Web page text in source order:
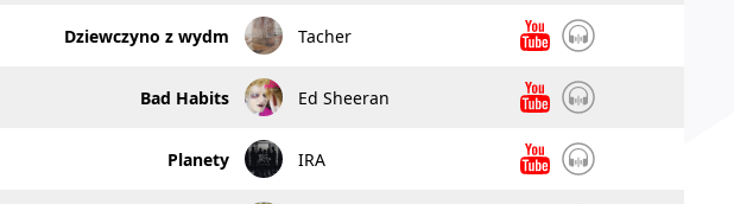
Dziewczyno z wydm Tacher
Bad Habits Ed Sheeran
Planety IRA